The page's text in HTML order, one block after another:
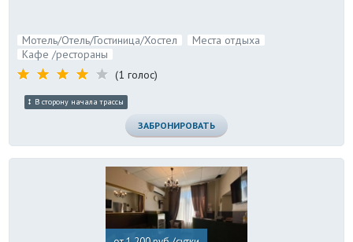
Мотель/Отель/Гостиница/Хостел
Места отдыха
Кафе /рестораны
(1 голос)
В сторону начала трассы
ЗАБРОНИРОВАТЬ